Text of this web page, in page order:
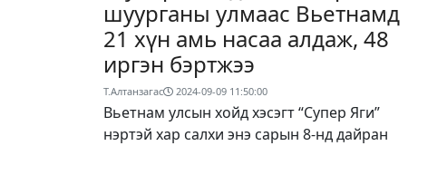
шуурганы улмаас Вьетнамд
21 хүн амь насаа алдаж, 48
иргэн бэртжээ
Т.Алтанзагас 2024-09-09 11:50:00
Вьетнам улсын хойд хэсэгт “Супер Яги”
нэртэй хар салхи энэ сарын 8-нд дайран